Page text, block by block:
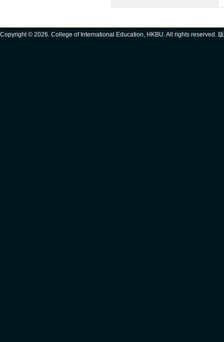
Copyright © 2026. College of International Education, HKBU. All rights reserved.